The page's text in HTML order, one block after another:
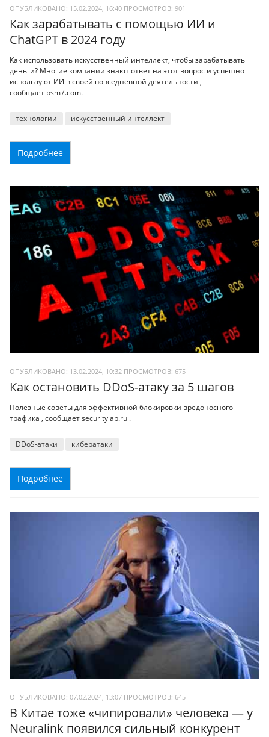
ОПУБЛИКОВАНО: 15.02.2024, 16:40 ПРОСМОТРОВ: 901
Как зарабатывать с помощью ИИ и
ChatGPT в 2024 году
Как использовать искусственный интеллект, чтобы зарабатывать
деньги? Многие компании знают ответ на этот вопрос и успешно
используют ИИ в своей повседневной деятельности ,
сообщает psm7.com.
технологии искусственный интеллект
Подробнее
ОПУБЛИКОВАНО: 13.02.2024, 10:32 ПРОСМОТРОВ: 675
Как остановить DDoS-атаку за 5 шагов
Полезные советы для эффективной блокировки вредоносного
трафика , сообщает securitylab.ru .
DDoS-атаки кибератаки
Подробнее
ОПУБЛИКОВАНО: 07.02.2024, 13:07 ПРОСМОТРОВ: 645
В Китае тоже «чипировали» человека — у
Neuralink появился сильный конкурент